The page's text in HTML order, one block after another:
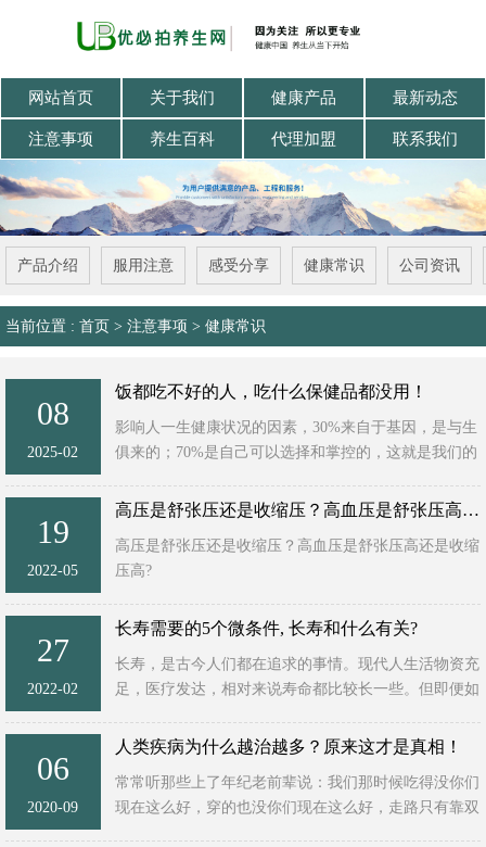
网站首页 关于我们 健康产品 最新动态
注意事项 养生百科 代理加盟 联系我们
产品介绍 服用注意 感受分享 健康常识 公司资讯
当前位置 : 首页 > 注意事项 > 健康常识
08
2025-02
饭都吃不好的人，吃什么保健品都没用！
影响人一生健康状况的因素，30%来自于基因，是与生
俱来的；70%是自己可以选择和掌控的，这就是我们的
营养？&ldquo ...
19
2022-05
高压是舒张压还是收缩压？高血压是舒张压高还是收缩压高
高压是舒张压还是收缩压？高血压是舒张压高还是收缩
压高?
力。低压指的是舒张压，是心脏在舒张期大动脉的压
27
2022-02
长寿需要的5个微条件, 长寿和什么有关?
长寿，是古今人们都在追求的事情。现代人生活物资充
足，医疗发达，相对来说寿命都比较长一些。但即便如
更长寿些。那么， ...
06
2020-09
人类疾病为什么越治越多？原来这才是真相！
常常听那些上了年纪老前辈说：我们那时候吃得没你们
现在这么好，穿的也没你们现在这么好，走路只有靠双